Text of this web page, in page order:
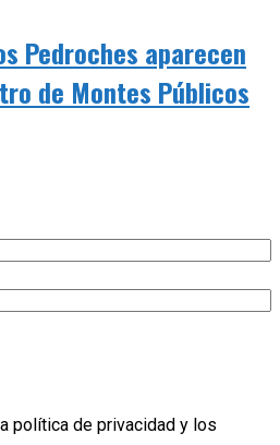
Pedroches aparecen
de Montes Públicos
política de privacidad y los